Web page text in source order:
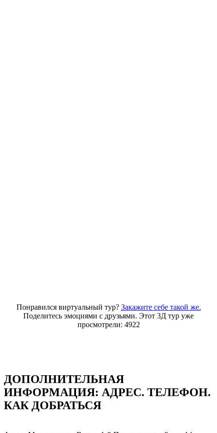
Понравился виртуальный тур? Закажите себе такой же.
Поделитесь эмоциями с друзьями. Этот 3Д тур уже
просмотрели: 4922
ДОПОЛНИТЕЛЬНАЯ
ИНФОРМАЦИЯ: АДРЕC. ТЕЛЕФОН.
КАК ДОБРАТЬСЯ